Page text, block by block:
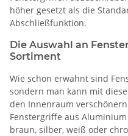
höher gesetzt als die
Abschließfunktion.
Die Auswahl an
Sortiment
Wie schon erwähnt sind
sondern man kann mit
den Innenraum
Fenstergriffe aus
braun, silber, weiß oder